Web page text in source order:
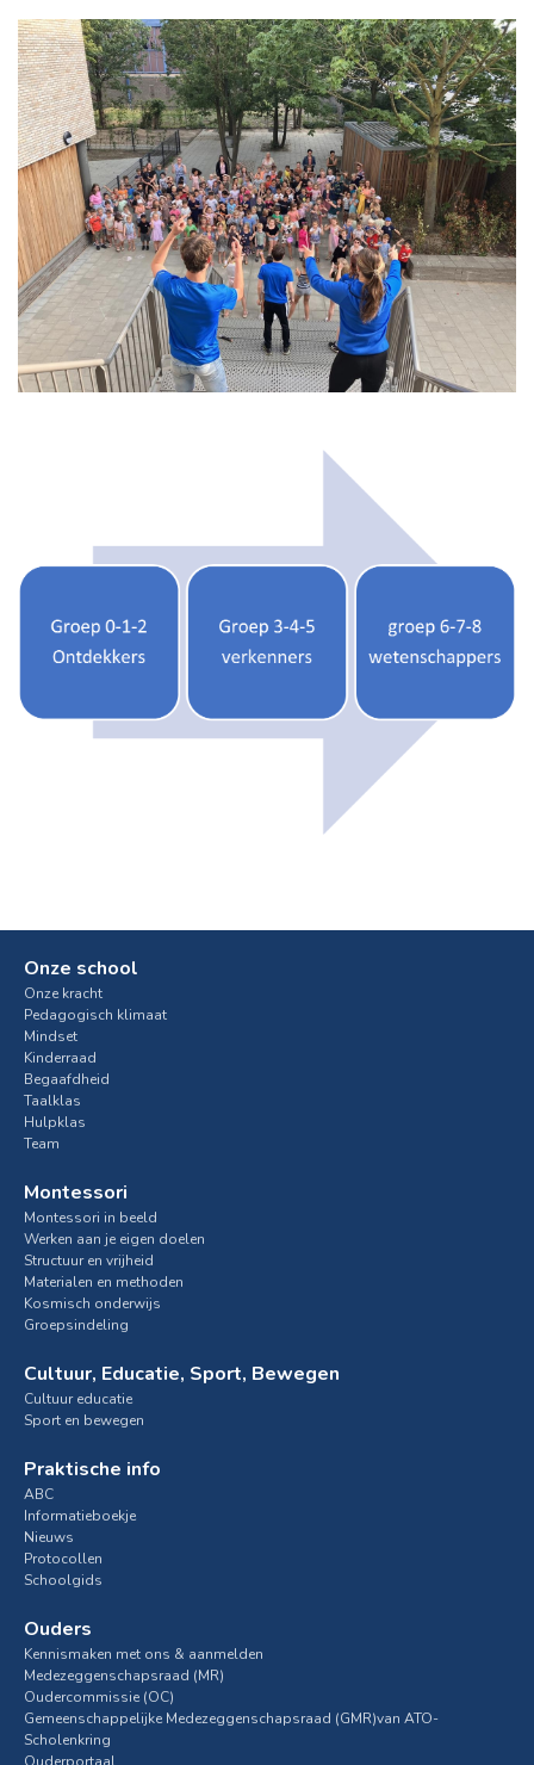
Onze school
Onze kracht
Pedagogisch klimaat
Mindset
Kinderraad
Begaafdheid
Taalklas
Hulpklas
Team
Montessori
Montessori in beeld
Werken aan je eigen doelen
Structuur en vrijheid
Materialen en methoden
Kosmisch onderwijs
Groepsindeling
Cultuur, Educatie, Sport, Bewegen
Cultuur educatie
Sport en bewegen
Praktische info
ABC
Informatieboekje
Nieuws
Protocollen
Schoolgids
Ouders
Kennismaken met ons & aanmelden
Medezeggenschapsraad (MR)
Oudercommissie (OC)
Gemeenschappelijke Medezeggenschapsraad (GMR)van ATO-
Scholenkring